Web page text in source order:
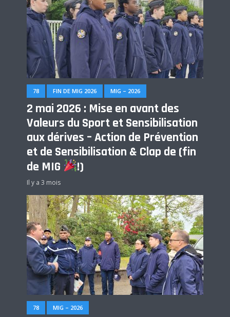
78 FIN DE MIG 2026 MIG – 2026
2 mai 2026 : Mise en avant des
Valeurs du Sport et Sensibilisation
aux dérives – Action de Prévention
et de Sensibilisation & Clap de (fin
de MIG
!)
Il y a 3 mois
78 MIG – 2026